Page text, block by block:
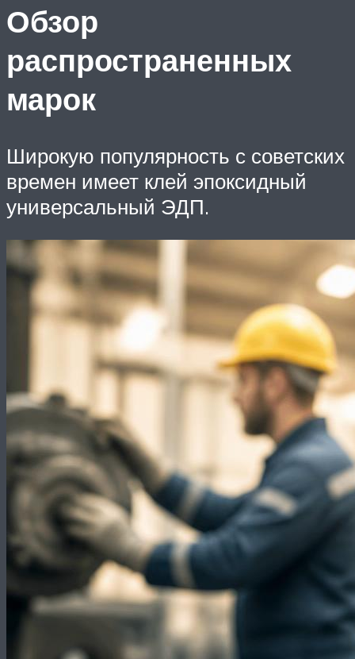
Обзор
распространенных
марок
Широкую популярность с советских
времен имеет клей эпоксидный
универсальный ЭДП.